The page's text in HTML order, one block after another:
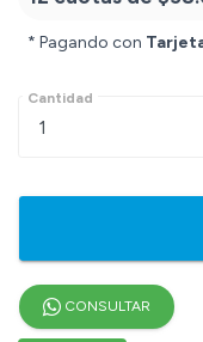
* Pagando con
Cantidad
CONSULTAR